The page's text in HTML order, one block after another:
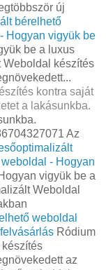
új
bérelhető
Hogyan vigyük be
be a luxus
Weboldal készítés
kontra saját
a lakásunkba.
Az
- Hogyan
vigyük be a
Weboldal
weboldal
Ródium
az